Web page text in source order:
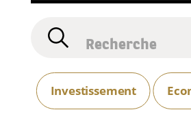
Investissement